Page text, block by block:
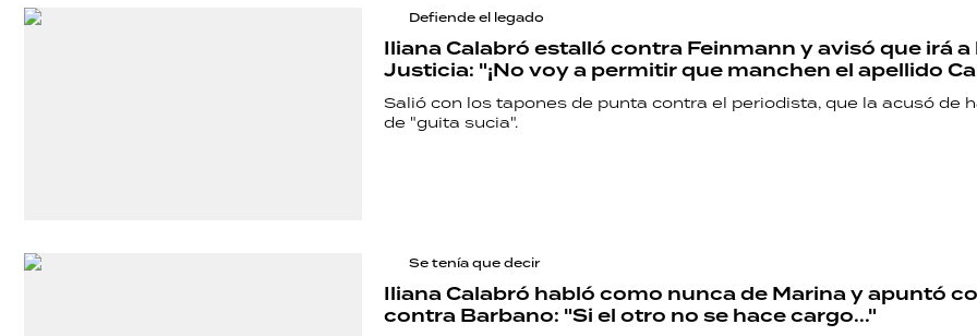
Defiende el legado
Iliana Calabró estalló contra Feinmann y avisó que irá a
Justicia: "¡No voy a permitir que manchen el apellido
Salió con los tapones de punta contra el periodista, que la acusó de
de "guita sucia".
Se tenía que decir
Iliana Calabró habló como nunca de Marina y apuntó
contra Barbano: "Si el otro no se hace cargo..."